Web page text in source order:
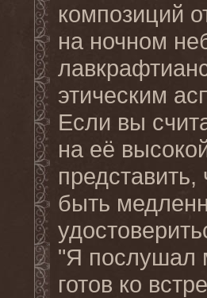
композиций
на ночном
этическим
Если вы
на её
быть
"Я послушал
готов ко